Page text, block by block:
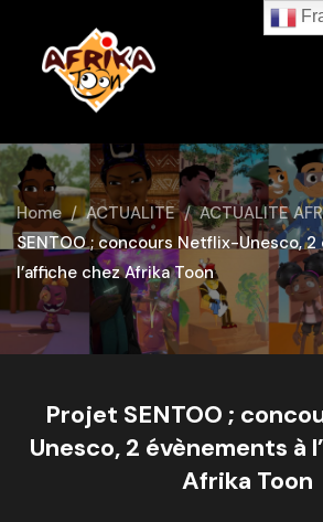
Home ACTUALITE ACTUALITE
SENTOO ; concours Netflix-Unesco,
l’affiche chez Afrika Toon
Projet SENTOO ;
Unesco, 2 évènements à
Afrika Toon